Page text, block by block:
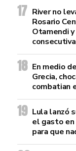
River no
Rosario
Otamendi
consecutiva
En medio
Grecia,
combatian
Lula lanzó
el gasto en
para que